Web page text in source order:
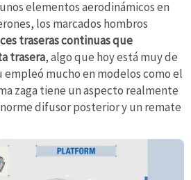
elementos aerodinámicos en
los marcados hombros
traseras continuas que
trasera, algo que hoy está muy de
mucho en modelos como el
zaga tiene un aspecto realmente
difusor posterior y un remate